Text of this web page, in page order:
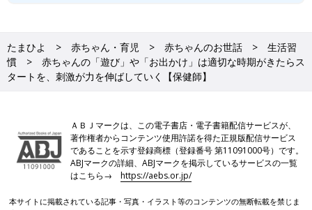
たまひよ 赤ちゃん・育児 赤ちゃんのお世話
生活習
慣
赤ちゃんの「遊び」や「お出かけ」は適切な時期がきたらス
タートを、刺激が力を伸ばしていく【保健師】
ＡＢＪマークは、この電子書店・電子書籍配信サービスが、
著作権者からコンテンツ使用許諾を得た正規版配信サービス
であることを示す登録商標（登録番号 第11091000号）です。
ABJマークの詳細、ABJマークを掲示しているサービスの一覧
はこちら→https://aebs.or.jp/
本サイトに掲載されている記事・写真・イラスト等のコンテンツの無断転載を禁じま